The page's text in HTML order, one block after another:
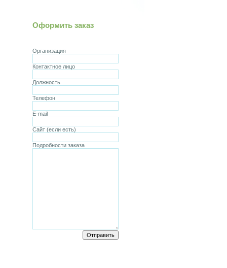
Оформить заказ
Организация
Контактное лицо
Должность
Телефон
E-mail
Сайт (если есть)
Подробности заказа